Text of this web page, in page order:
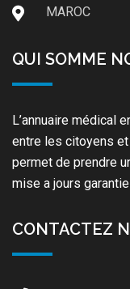
MAROC
QUI SOMME
L’annuaire médical
entre les citoyens
permet de prendre
mise a jours
CONTACTEZ